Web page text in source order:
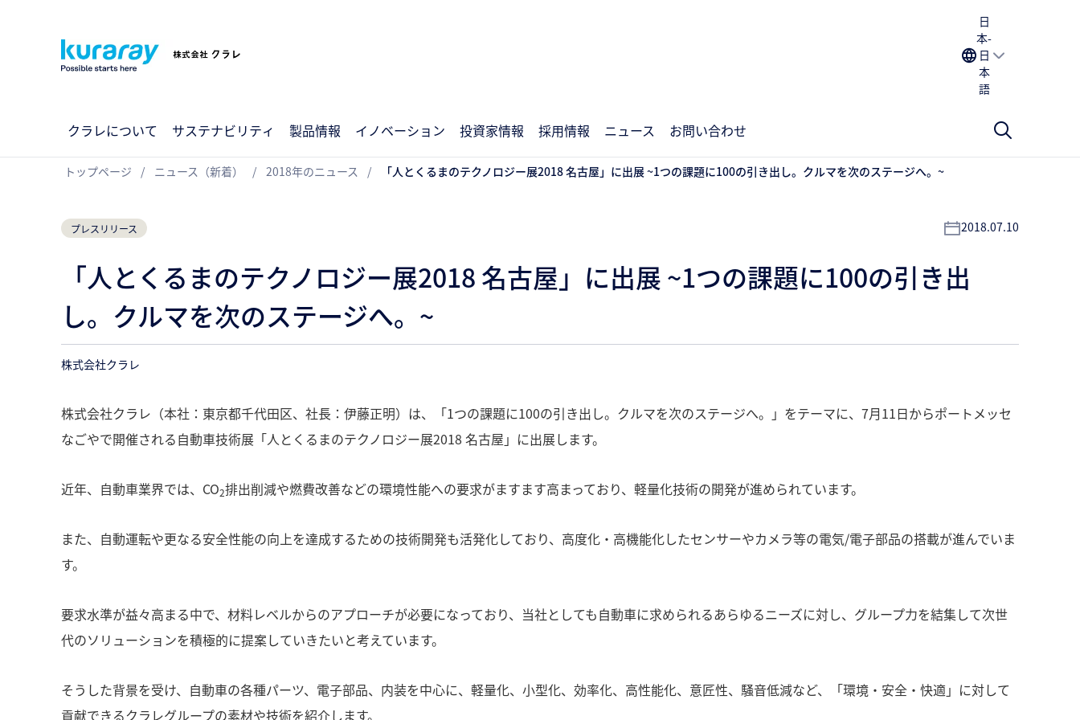
日
本-
日
本
語
クラレについて サステナビリティ 製品情報 イノベーション 投資家情報 採用情報 ニュース お問い合わせ
トップページ ニュース（新着） 2018年のニュース 「人とくるまのテクノロジー展2018 名古屋」に出展 ~1つの課題に100の引き出し。クルマを次のステージへ。~
プレスリリース 2018.07.10
「人とくるまのテクノロジー展2018 名古屋」に出展 ~1つの課題に100の引き出
し。クルマを次のステージへ。~
株式会社クラレ
株式会社クラレ（本社：東京都千代田区、社長：伊藤正明）は、「1つの課題に100の引き出し。クルマを次のステージへ。」をテーマに、7月11日からポートメッセ
なごやで開催される自動車技術展「人とくるまのテクノロジー展2018 名古屋」に出展します。
近年、自動車業界では、CO2排出削減や燃費改善などの環境性能への要求がますます高まっており、軽量化技術の開発が進められています。
また、自動運転や更なる安全性能の向上を達成するための技術開発も活発化しており、高度化・高機能化したセンサーやカメラ等の電気/電子部品の搭載が進んでいま
す。
要求水準が益々高まる中で、材料レベルからのアプローチが必要になっており、当社としても自動車に求められるあらゆるニーズに対し、グループ力を結集して次世
代のソリューションを積極的に提案していきたいと考えています。
そうした背景を受け、自動車の各種パーツ、電子部品、内装を中心に、軽量化、小型化、効率化、高性能化、意匠性、騒音低減など、「環境・安全・快適」に対して
貢献できるクラレグループの素材や技術を紹介します。